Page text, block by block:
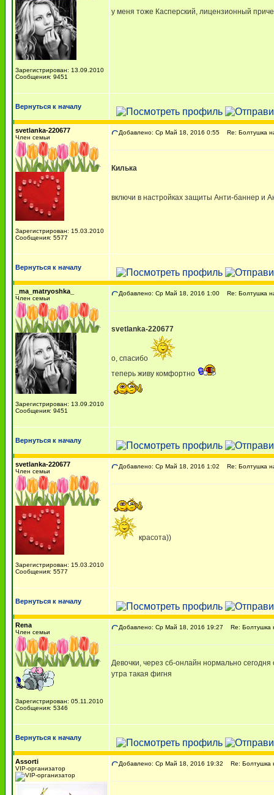
Зарегистрирован: 13.09.2010
Сообщения: 9451
у меня тоже Касперский, лицензионный
Вернуться к началу
svetlanka-220677
Член семьи
Зарегистрирован: 15.03.2010
Сообщения: 5577
Добавлено: Ср Май 18, 2016 0:55 Re: Болтушка
Килька
включи в настройках защиты Анти-баннер и
Вернуться к началу
_ma_matryoshka_
Член семьи
Зарегистрирован: 13.09.2010
Сообщения: 9451
Добавлено: Ср Май 18, 2016 1:00 Re: Болтушка
svetlanka-220677
о, спасибо
теперь живу комфортно
Вернуться к началу
svetlanka-220677
Член семьи
Зарегистрирован: 15.03.2010
Сообщения: 5577
Добавлено: Ср Май 18, 2016 1:02 Re: Болтушка
красота))
Вернуться к началу
Rena
Член семьи
Зарегистрирован: 05.11.2010
Сообщения: 5346
Добавлено: Ср Май 18, 2016 19:27 Re: Болтушка
Девочки, через сб-онлайн нормально
утра такая фигня
Вернуться к началу
Assorti
VIP-организатор
Добавлено: Ср Май 18, 2016 19:32 Re: Болтушка